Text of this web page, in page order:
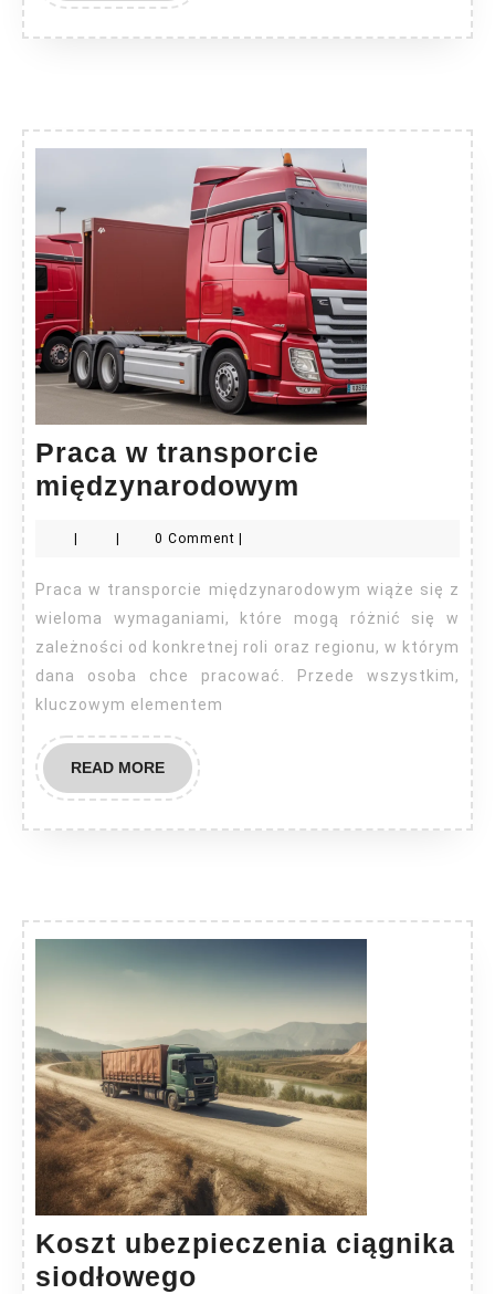
Praca w transporcie
międzynarodowym
| | 0 Comment |
Praca w transporcie międzynarodowym wiąże się z
wieloma wymaganiami, które mogą różnić się w
zależności od konkretnej roli oraz regionu, w którym
dana osoba chce pracować. Przede wszystkim,
kluczowym elementem
READ MOREREAD
MORE
Koszt ubezpieczenia ciągnika
siodłowego